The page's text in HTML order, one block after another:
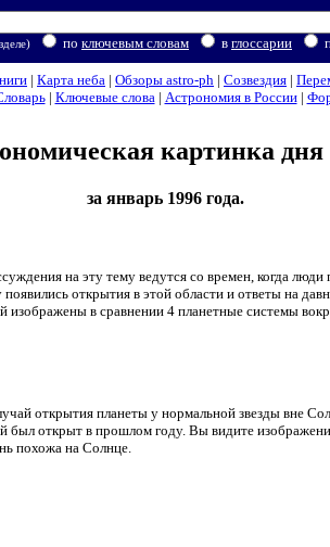
по ключевым словам в глоссарии
| Карта неба | Обзоры astro-ph | Созвездия |
| Ключевые слова| Астрономия в России|
картинка
за январь 1996 года.
на эту тему ведутся со времен, когда люди
открытия в этой области и ответы на
в сравнении 4 планетные системы
открытия планеты у нормальной звезды вне
был открыт в прошлом году. Вы видите
похожа на Солнце.